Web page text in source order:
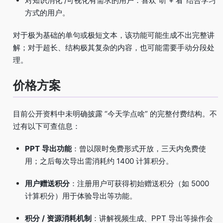
方式的用户。
对于极为基础的单句或极短文本，该功能可能生成不出完整讲
解；对于超长、结构极其复杂的内容，也可能需要手动分段处
理。
价格方案
目前公开资料中未明确披露 “今天学点啥” 的完整付费结构。不
过有以下可查信息：
PPT 导出功能：曾以限时免费形式开放，三天内免费使
用；之后每次导出需消耗约 1400 计算积分。
用户赠送积分：注册用户可获得初始赠送积分（如 5000
计算积分）用于体验导出等功能。
积分 / 资源消耗机制 ：讲解视频生成、PPT 导出等操作会